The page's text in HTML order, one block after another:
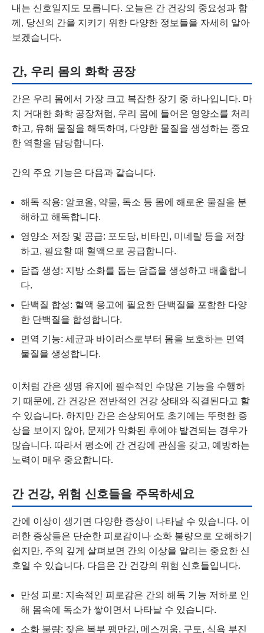
내는 신호일지도 모릅니다. 오늘은 간 건강의 중요성과 함
께, 당신의 간을 지키기 위한 다양한 정보들을 자세히 알아
보겠습니다.
간, 우리 몸의 화학 공장
간은 우리 몸에서 가장 크고 복잡한 장기 중 하나입니다. 마
치 거대한 화학 공장처럼, 우리 몸에 들어온 영양소를 처리
하고, 유해 물질을 해독하며, 다양한 물질을 생성하는 중요
한 역할을 담당합니다.
간의 주요 기능은 다음과 같습니다.
해독 작용: 알코올, 약물, 독소 등 몸에 해로운 물질을 분
해하고 해독합니다.
영양소 저장 및 공급: 포도당, 비타민, 미네랄 등을 저장
하고, 필요할 때 혈액으로 공급합니다.
담즙 생성: 지방 소화를 돕는 담즙을 생성하고 배출합니
다.
단백질 합성: 혈액 응고에 필요한 단백질을 포함한 다양
한 단백질을 합성합니다.
면역 기능: 세균과 바이러스로부터 몸을 보호하는 면역
물질을 생성합니다.
이처럼 간은 생명 유지에 필수적인 수많은 기능을 수행하
기 때문에, 간 건강은 전반적인 건강 상태와 직결된다고 할
수 있습니다. 하지만 간은 손상되어도 초기에는 뚜렷한 증
상을 보이지 않아, 문제가 악화된 후에야 발견되는 경우가
많습니다. 따라서 평소에 간 건강에 관심을 갖고, 예방하는
노력이 매우 중요합니다.
간 건강, 위험 신호들을 주목하세요
간에 이상이 생기면 다양한 증상이 나타날 수 있습니다. 이
러한 증상들은 단순한 피로감이나 소화 불량으로 오해하기
쉽지만, 주의 깊게 살펴보면 간의 이상을 알리는 중요한 신
호일 수 있습니다. 다음은 간 건강의 위험 신호들입니다.
만성 피로: 지속적인 피로감은 간의 해독 기능 저하로 인
해 몸속에 독소가 쌓이면서 나타날 수 있습니다.
소화 불량: 잦은 복부 팽만감, 메스꺼움, 구토, 식욕 부진